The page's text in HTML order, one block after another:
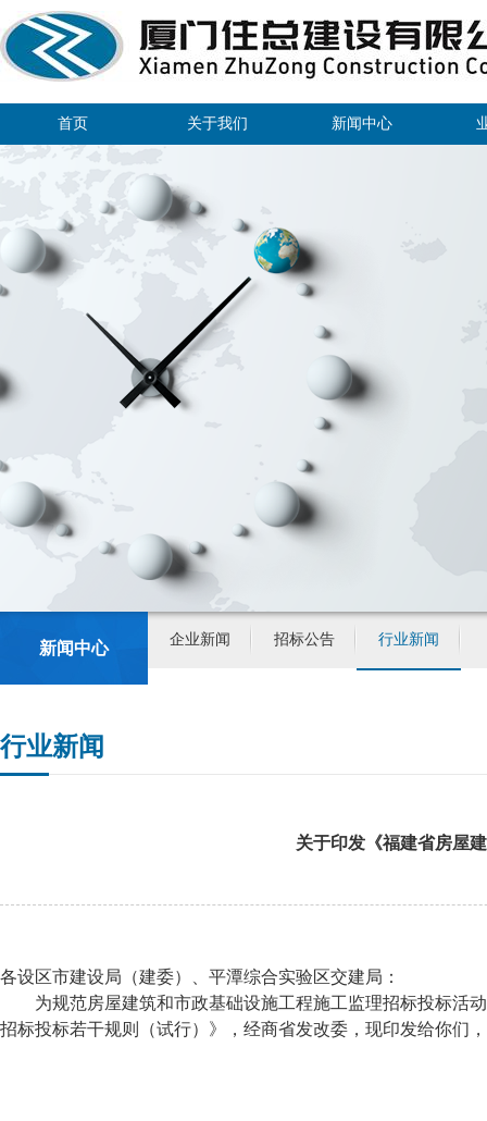
首页 关于我们 新闻中心
新闻中心 企业新闻 招标公告 行业新闻
行业新闻
关于印发《福建省房屋
各设区市建设局（建委）、平潭综合实验区交建局：
为规范房屋建筑和市政基础设施工程施工监理招标投标活动
招标投标若干规则（试行）》，经商省发改委，现印发给你们